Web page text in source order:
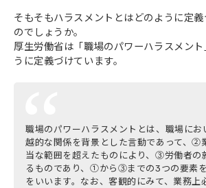
そもそもハラスメントとはどのように定
のでしょうか。
厚生労働省は「職場のパワーハラスメン
うに定義づけています。
職場のパワーハラスメントとは、職場に
越的な関係を背景とした言動であって、②
当な範囲を超えたものにより、③労働者の
るものであり、①から③までの3つの要素
をいいます。なお、客観的にみて、業務上